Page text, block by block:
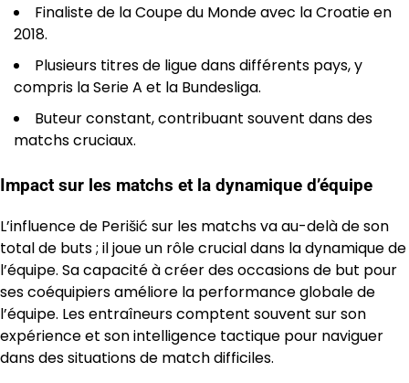
Finaliste de la Coupe du Monde avec la Croatie en
2018.
Plusieurs titres de ligue dans différents pays, y
compris la Serie A et la Bundesliga.
Buteur constant, contribuant souvent dans des
matchs cruciaux.
Impact sur les matchs et la dynamique d’équipe
L’influence de Perišić sur les matchs va au-delà de son
total de buts ; il joue un rôle crucial dans la dynamique de
l’équipe. Sa capacité à créer des occasions de but pour
ses coéquipiers améliore la performance globale de
l’équipe. Les entraîneurs comptent souvent sur son
expérience et son intelligence tactique pour naviguer
dans des situations de match difficiles.